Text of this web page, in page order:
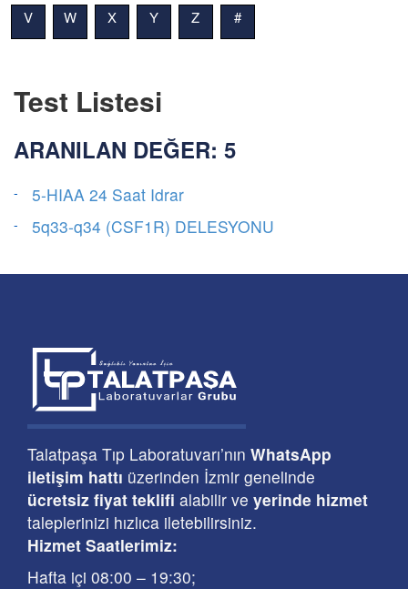
V W X Y Z #
Test Listesi
ARANILAN DEĞER: 5
5-HIAA 24 Saat Idrar
5q33-q34 (CSF1R) DELESYONU
Talatpaşa Tıp Laboratuvarı’nın WhatsApp
iletişim hattı üzerinden İzmir genelinde
ücretsiz fiyat teklifi alabilir ve yerinde hizmet
taleplerinizi hızlıca iletebilirsiniz.
Hizmet Saatlerimiz:
Hafta içi 08:00 – 19:30;